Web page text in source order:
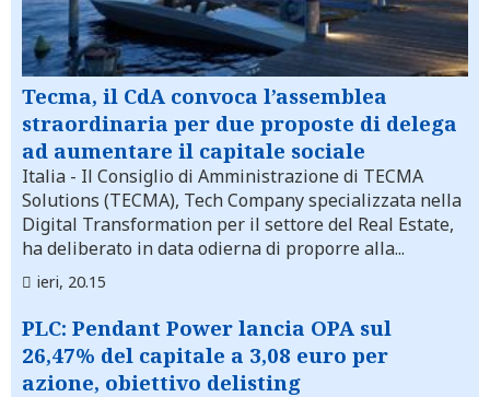
Tecma, il CdA convoca l’assemblea
straordinaria per due proposte di delega
ad aumentare il capitale sociale
Italia - Il Consiglio di Amministrazione di TECMA
Solutions (TECMA), Tech Company specializzata nella
Digital Transformation per il settore del Real Estate,
ha deliberato in data odierna di proporre alla...
ieri, 20.15
PLC: Pendant Power lancia OPA sul
26,47% del capitale a 3,08 euro per
azione, obiettivo delisting